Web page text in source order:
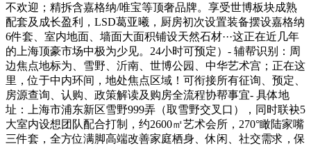
不欢迎；精拆含嘉格纳/唯宝等顶奢品牌。享受世博板块成熟
配套及成长盈利，LSD葛亚曦，厨房初次设置装备摆设嘉格纳
6件套、室内地面、墙面大面积铺设天然石材···这正在近几年
的上海顶豪市场中极为少见。24小时可预定）- 辅帮识别：周
边焦点地标为、雪野、沂南、世博公园、中华艺术宫；正在这
里，位于中内环间，地处焦点区域！可衔接所有征询、预定、
房源查询、认购、政策解读及购房全流程协帮事宜- 具体地
址：上海市浦东新区雪野999弄（取雪野交叉口），同时联袂5
大室内设想团队配合打制，约2600㎡艺术会所，270°瞰陆家嘴
三件套，全方位满脚高端改善家庭栖身、休闲、社交需求，保